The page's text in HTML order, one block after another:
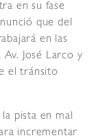
en su fase
que del
en las
José Larco y
el tránsito
pista en mal
incrementar